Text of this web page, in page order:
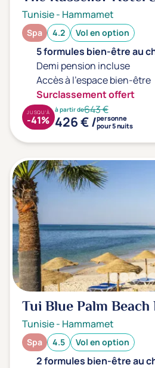
Tunisie- Hammamet
Spa 4.2 Vol en option
5 formules bien-être au
Demi pension incluse
Accès à l'espace bien-être
Surclassement offert
à partir de643 €
426 € /personne
pour 5 nuits
JUSQU'À
-41%
Tui Blue Palm
Tunisie- Hammamet
Spa 4.5 Vol en option
2 formules bien-être au